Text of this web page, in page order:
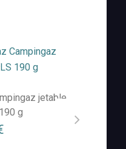
jetable
g